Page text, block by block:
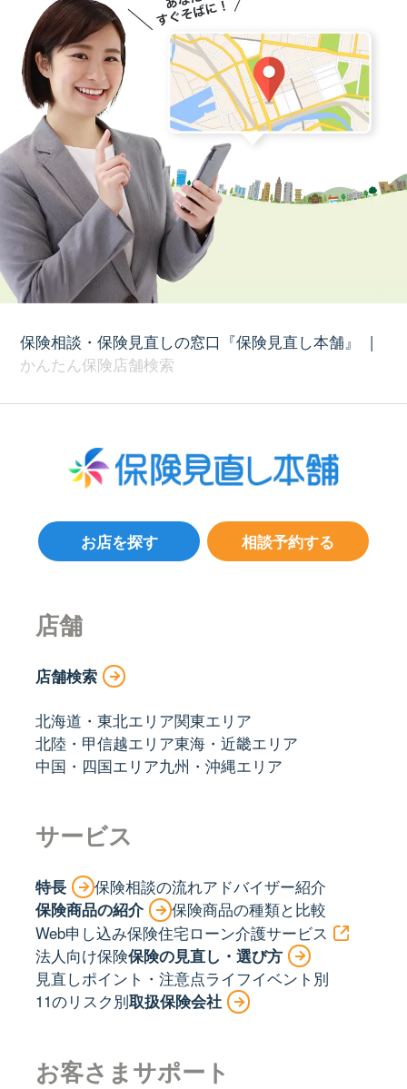
保険相談・保険見直しの窓口『保険見直し本舗』
|
かんたん保険店舗検索
相談予約する
お店を探す
店舗
店舗検索
北海道・東北エリア関東エリア
北陸・甲信越エリア東海・近畿エリア
中国・四国エリア九州・沖縄エリア
サービス
特長 保険相談の流れアドバイザー紹介
保険商品の紹介
保険商品の種類と比較
Web申し込み保険住宅ローン介護サービス
法人向け保険保険の見直し・選び方
見直しポイント・注意点ライフイベント別
11のリスク別取扱保険会社
お客さまサポート